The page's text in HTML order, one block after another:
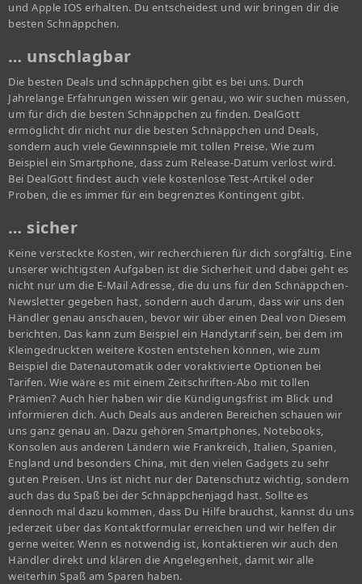
und Apple IOS erhalten. Du entscheidest und wir bringen dir die
besten Schnäppchen.
… unschlagbar
Die besten Deals und schnäppchen gibt es bei uns. Durch
Jahrelange Erfahrungen wissen wir genau, wo wir suchen müssen,
um für dich die besten Schnäppchen zu finden. DealGott
ermöglicht dir nicht nur die besten Schnäppchen und Deals,
sondern auch viele Gewinnspiele mit tollen Preise. Wie zum
Beispiel ein Smartphone, dass zum Release-Datum verlost wird.
Bei DealGott findest auch viele kostenlose Test-Artikel oder
Proben, die es immer für ein begrenztes Kontingent gibt.
… sicher
Keine versteckte Kosten, wir recherchieren für dich sorgfältig. Eine
unserer wichtigsten Aufgaben ist die Sicherheit und dabei geht es
nicht nur um die E-Mail Adresse, die du uns für den Schnäppchen-
Newsletter gegeben hast, sondern auch darum, dass wir uns den
Händler genau anschauen, bevor wir über einen Deal von Diesem
berichten. Das kann zum Beispiel ein Handytarif sein, bei dem im
Kleingedruckten weitere Kosten entstehen können, wie zum
Beispiel die Datenautomatik oder voraktivierte Optionen bei
Tarifen. Wie wäre es mit einem Zeitschriften-Abo mit tollen
Prämien? Auch hier haben wir die Kündigungsfrist im Blick und
informieren dich. Auch Deals aus anderen Bereichen schauen wir
uns ganz genau an. Dazu gehören Smartphones, Notebooks,
Konsolen aus anderen Ländern wie Frankreich, Italien, Spanien,
England und besonders China, mit den vielen Gadgets zu sehr
guten Preisen. Uns ist nicht nur der Datenschutz wichtig, sondern
auch das du Spaß bei der Schnäppchenjagd hast. Sollte es
dennoch mal dazu kommen, dass Du Hilfe brauchst, kannst du uns
jederzeit über das Kontaktformular erreichen und wir helfen dir
gerne weiter. Wenn es notwendig ist, kontaktieren wir auch den
Händler direkt und klären die Angelegenheit, damit wir alle
weiterhin Spaß am Sparen haben.